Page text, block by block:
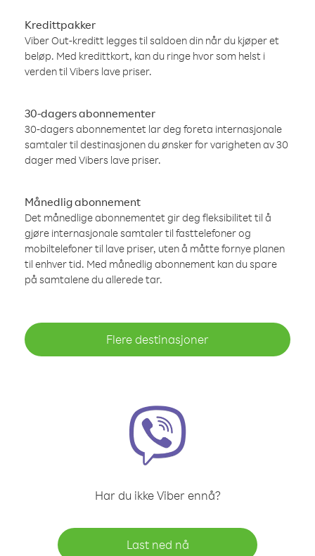
Kredittpakker
Viber Out-kreditt legges til saldoen din når du kjøper et
beløp. Med kredittkort, kan du ringe hvor som helst i
verden til Vibers lave priser.
30-dagers abonnementer
30-dagers abonnementet lar deg foreta internasjonale
samtaler til destinasjonen du ønsker for varigheten av 30
dager med Vibers lave priser.
Månedlig abonnement
Det månedlige abonnementet gir deg fleksibilitet til å
gjøre internasjonale samtaler til fasttelefoner og
mobiltelefoner til lave priser, uten å måtte fornye planen
til enhver tid. Med månedlig abonnement kan du spare
på samtalene du allerede tar.
Flere destinasjoner
Har du ikke Viber ennå?
Last ned nå